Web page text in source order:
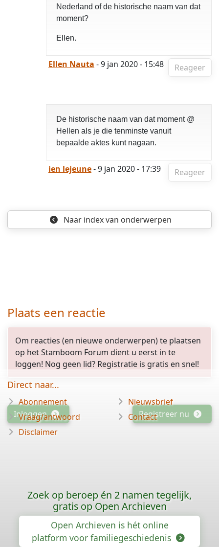
Nederland of de historische naam van dat
moment?
Ellen.
Reageer
Ellen Nauta - 9 jan 2020 - 15:48
De historische naam van dat moment @
Hellen als je die tenminste vanuit
bepaalde aktes kunt nagaan.
Reageer
ien lejeune- 9 jan 2020 - 17:39
Naar indexvan onderwerpen
Plaats een reactie
Om reacties (en nieuwe onderwerpen) te plaatsen
op het Stamboom Forum dient u eerst in te
loggen! Nog geen lid? Registratie is gratis en snel!
Inloggen Registreer nu
Direct naar...
Abonnement
Vraag/antwoord
Disclaimer
Nieuwsbrief
Contact
Zoek op beroep én 2 namen tegelijk,
gratis op Open Archieven
Open Archieven is hét online
platform voor familiegeschiedenis